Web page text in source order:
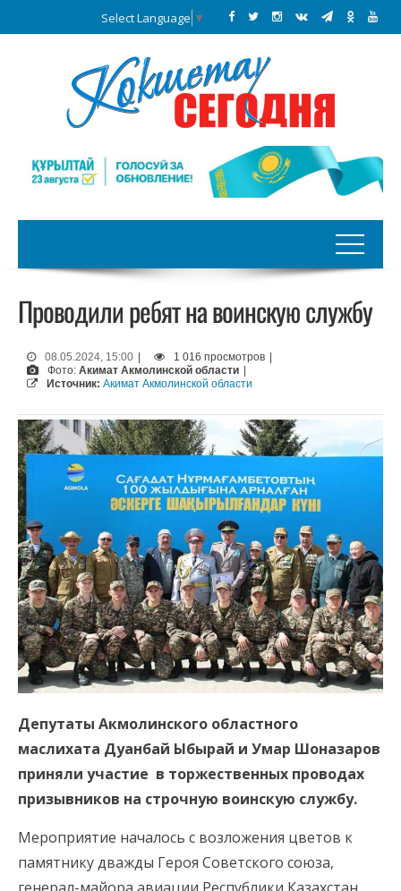
Select Language ▼
Проводили ребят на воинскую службу
08.05.2024, 15:00 1 016 просмотров
Фото: Акимат Акмолинской области
Источник: Акимат Акмолинской области
Депутаты Акмолинского областного
маслихата Дуанбай Ыбырай и Умар Шоназаров
приняли участие в торжественных проводах
призывников на строчную воинскую службу.
Мероприятие началось с возложения цветов к
памятнику дважды Героя Советского союза,